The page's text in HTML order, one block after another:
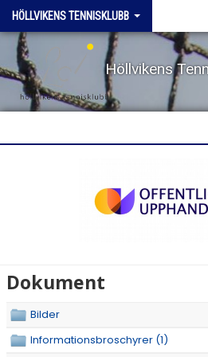
HÖLLVIKENS TENNISKLUBB
Höllvikens
AKTIVITETER & LÄGER
Dokument
Bilder
Informationsbroschyrer (1)